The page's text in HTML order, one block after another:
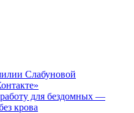
Слабуновой
для бездомных —
крова